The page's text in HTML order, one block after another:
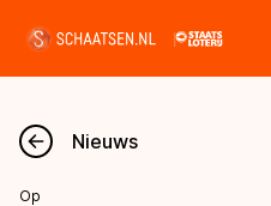
Nieuws
Nieuws
Op